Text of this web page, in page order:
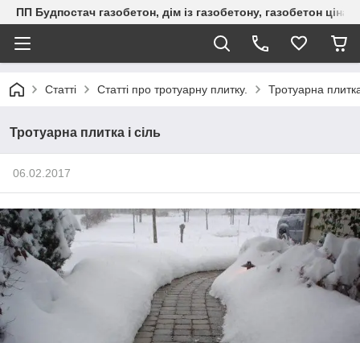
ПП Будпостач газобетон, дім із газобетону, газобетон
Статті Статті про тротуарну плитку. Тротуарна плитка
Тротуарна плитка і сіль
06.02.2017